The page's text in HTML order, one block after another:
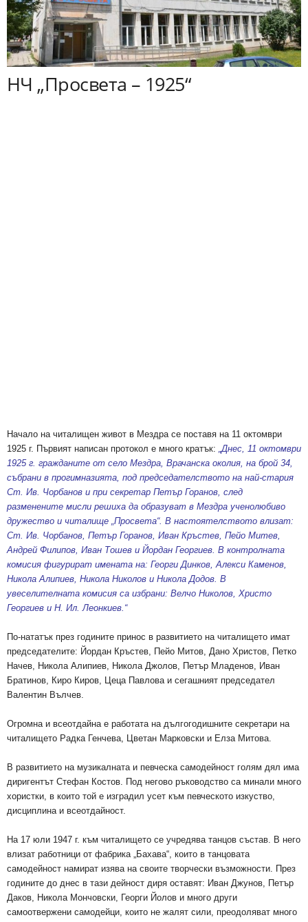
НЧ „Просвета – 1925“
Начало на читалищен живот в Мездра се поставя на 11 октомври
1925 г. Първият написан протокол е много кратък: „Днес, 11 октомври
1925 г. гражданите от село Мездра, Врачанска околия, на брой 34,
събрани в прогимназията, под председателството на най-стария
Ст. Ив. Чорбанов и при секретар Петър Горанов, след
разменените мисли решиха да образуват в Мездра ученолюбиво
дружество и читалище „Просвета“. В настоятелството влизат:
Ст. Ив. Чорбанов, Петър Горанов, Иван Кръстев, Пейо Митев,
Андрей Филипов, Иван Тошев и Йордан Георгиев. В контролната
комисия фигурират имената на: Георги Динков, Алекси Каменов,
Никола Алипиев, Никола Николов и Никола Додов. В
увеселителната комисия са избрани: Велчо Николов, Христо
Георгиев и Н. Ил. Леонкиев.“
По-нататък през годините принос в развитието на читалището имат
председателите: Йордан Кръстев, Пейо Митов, Дано Христов, Петко
Начев, Никола Алипиев, Никола Джолов, Петър Младенов, Иван
Братинов, Киро Киров, Цеца Павлова и сегашният председател
Валентин Вълчев.
Огромна и всеотдайна е работата на дългогодишните секретари на
читалището Радка Генчева, Цветан Марковски и Елза Митова.
В развитието на музикалната и певческа самодейност голям дял има
диригентът Стефан Костов. Под негово ръководство са минали много
хористки, в които той е изградил усет към певческото изкуство,
дисциплина и всеотдайност.
На 17 юли 1947 г. към читалището се учредява танцов състав. В него
влизат работници от фабрика „Бахава“, които в танцовата
самодейност намират изява на своите творчески възможности. През
годините до днес в тази дейност диря оставят: Иван Джунов, Петър
Даков, Никола Мончовски, Георги Йолов и много други
самоотвержени самодейци, които не жалят сили, преодоляват много